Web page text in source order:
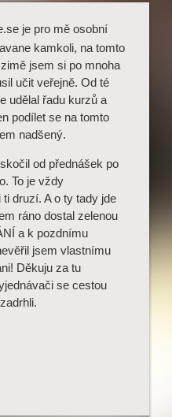
je pro mě osobní
kamkoli, na tomto
jsem si po mnoha
učit veřejně. Od té
udělal řadu kurzů a
podílet se na tomto
nadšený.
od přednášek po
To je vždy
druzí. A o ty tady jde
ráno dostal zelenou
a k pozdnímu
jsem vlastnímu
Děkuju za tu
se cestou